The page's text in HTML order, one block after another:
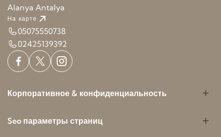
Alanya Antalya
На карте
05075550738
02425139392
Корпоративное & конфиденциальность
Seo параметры страниц